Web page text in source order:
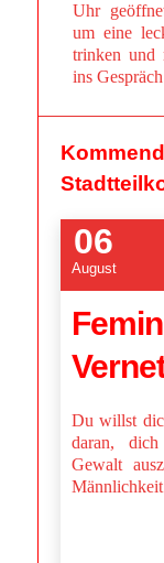
Uhr
um eine
trinken und
ins
06
August
Du willst
daran, dich
Gewalt
Männlichkeit